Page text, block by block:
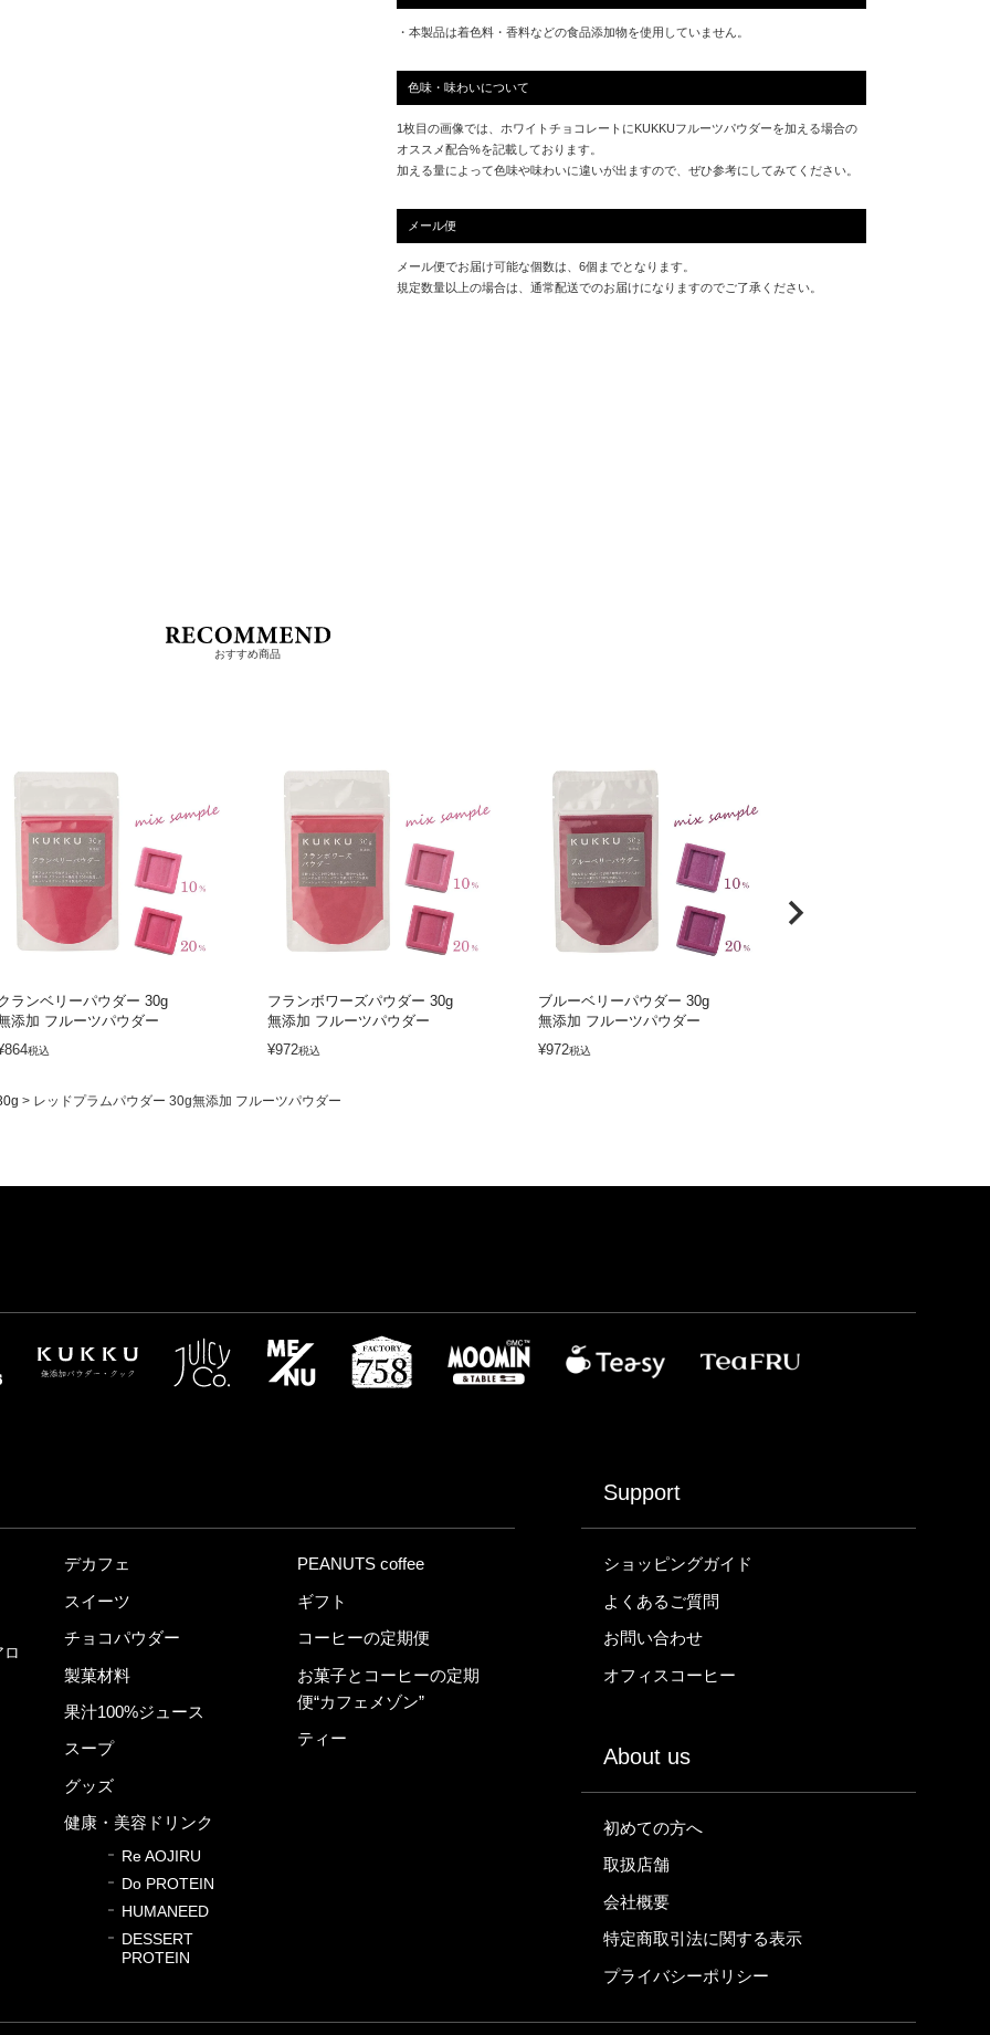
・本製品は着色料・香料などの食品添加物を使用していません。
色味・味わいについて
1枚目の画像では、ホワイトチョコレートにKUKKUフルーツパウダーを加える場合の
オススメ配合%を記載しております。
加える量によって色味や味わいに違いが出ますので、ぜひ参考にしてみてください。
メール便
メール便でお届け可能な個数は、6個までとなります。
規定数量以上の場合は、通常配送でのお届けになりますのでご了承ください。
おすすめ商品
ランベリーパウダー 30g
添加 フルーツパウダー
864税込
フランボワーズパウダー 30g
無添加 フルーツパウダー
¥972税込
ブルーベリーパウダー 30g
無添加 フルーツパウダー
¥972税込
レッドプラムパウダー 30g無添加 フルーツパウダー
デカフェ
スイーツ
チョコパウダー
製菓材料
果汁100%ジュース
スープ
グッズ
健康・美容ドリンク
Re AOJIRU
Do PROTEIN
HUMANEED
DESSERT
PROTEIN
PEANUTS coffee
ギフト
コーヒーの定期便
お菓子とコーヒーの定期
便“カフェメゾン”
ティー
Support
ショッピングガイド
よくあるご質問
お問い合わせ
オフィスコーヒー
About us
初めての方へ
取扱店舗
会社概要
特定商取引法に関する表示
プライバシーポリシー